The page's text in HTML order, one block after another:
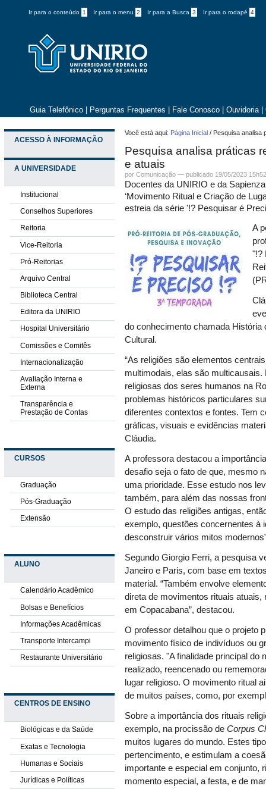
Ir para o conteúdo 1 Ir para o menu 2 Ir para a Busca 3 Ir para o rodapé 4
Guia Telefônico Perguntas Frequentes Fale Conosco Ouvidoria
ACESSO À INFORMAÇÃO
A UNIVERSIDADE
Institucional
Conselhos Superiores
Reitoria
Vice-Reitoria
Pró-Reitorias
Arquivo Central
Biblioteca Central
Editora da UNIRIO
Hospital Universitário
Comissões e Comitês
Internacionalização
Avaliação Interna e
Externa
Transparência e
Prestação de Contas
CURSOS
Graduação
Pós-Graduação
Extensão
ALUNO
Calendário Acadêmico
Bolsas e Benefícios
Informações Acadêmicas
Transporte Intercampi
Restaurante Universitário
CENTROS DE ENSINO
Biológicas e da Saúde
Exatas e Tecnologia
Humanas e Sociais
Jurídicas e Políticas
Você está aqui: Página Inicial / Pesquisa analisa
Pesquisa analisa práticas
e atuais
porComunicação —publicado 19/05/2023
Docentes da UNIRIO e da
‘Movimento Ritual e Criação de
estreia da série '!? Pesquisar é
A
"!?
do conhecimento chamada
Cultural.
“As religiões são elementos
multimodais, elas são
religiosas dos seres humanos na
problemas históricos particulares
diferentes contextos e fontes. Tem
gráficas, visuais e evidências
Cláudia.
A professora destacou a
desafio seja o fato de que, mesmo
uma prioridade. Esse estudo nos
também, para além das nossas
O estudo das religiões antigas,
exemplo, questões concernentes à
desconstruir vários mitos
Segundo Giorgio Ferri, a pesquisa
Janeiro e Paris, com base em
material. “Também envolve
direta de movimentos rituais
em Copacabana”, destacou.
O professor detalhou que o projeto
movimento físico de indivíduos ou
religiosas. "A finalidade principal do
realizado, reencenado ou
lugar religioso. O movimento ritual
de muitos países, como, por
Sobre a importância dos rituais
exemplo, na procissão deCorpus
muitos lugares do mundo. Estes
pertencimento, e estimulam a
importante e especial em conjunto,
momento especial, a festa, e de